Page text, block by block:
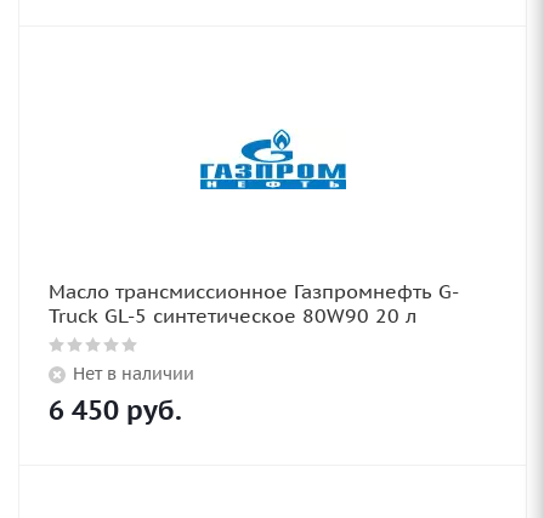
Масло трансмиссионное Газпромнефть G-
Truck GL-5 синтетическое 80W90 20 л
Нет в наличии
6 450 руб.